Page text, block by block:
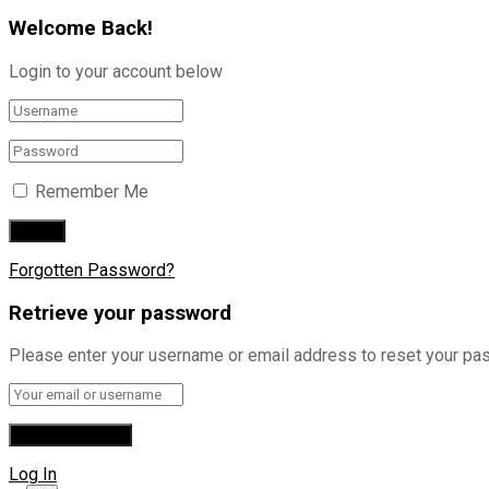
Welcome Back!
Login to your account below
Remember Me
Forgotten Password?
Retrieve your password
Please enter your username or email address to reset your
Log In